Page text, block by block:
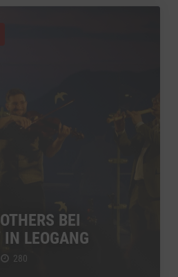
BEI
IN LEOGANG
280